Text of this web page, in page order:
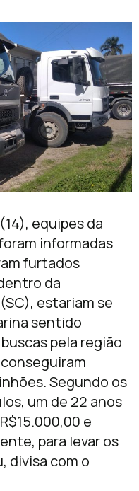
equipes da
informadas
furtados
da
estariam se
sentido
pela região
Segundo os
um de 22 anos
e
para levar os
divisa com o